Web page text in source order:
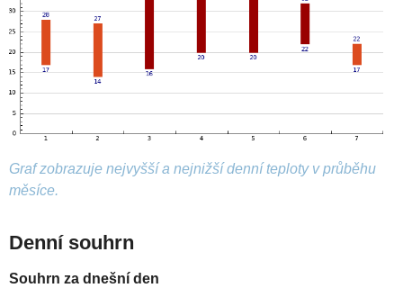
Graf zobrazuje nejvyšší a nejnižší denní teploty v průběhu
měsíce.
Denní souhrn
Souhrn za dnešní den